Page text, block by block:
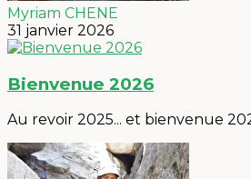
Myriam CHENE
31 janvier 2026
Bienvenue 2026
Au revoir 2025... et bienvenue